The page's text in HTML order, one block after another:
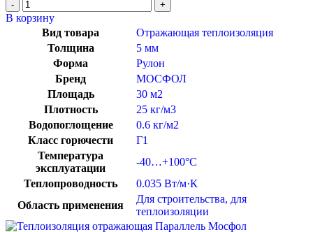
В корзину
Вид товара
Отражающая теплоизоляция
Толщина
5 мм
Форма
Рулон
Бренд
МОСФОЛ
Площадь
30 м2
Плотность
25 кг/м3
Водопоглощение
0.6 кг/м2
Класс горючести
Г1
Температура
эксплуатации
-40…+100°C
Теплопроводность
0.035 Вт/м·К
Область применения
Для строительства, для
теплоизоляции